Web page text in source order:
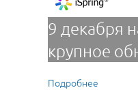
9 декабря
крупное
Подробнее